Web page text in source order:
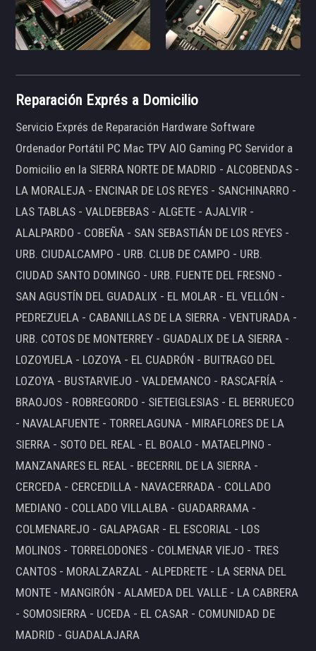
Reparación Exprés a Domicilio
Servicio Exprés de Reparación Hardware Software
Ordenador Portátil PC Mac TPV AIO Gaming PC Servidor a
Domicilio en la SIERRA NORTE DE MADRID - ALCOBENDAS -
LA MORALEJA - ENCINAR DE LOS REYES - SANCHINARRO -
LAS TABLAS - VALDEBEBAS - ALGETE - AJALVIR -
ALALPARDO - COBEÑA - SAN SEBASTIÁN DE LOS REYES -
URB. CIUDALCAMPO - URB. CLUB DE CAMPO - URB.
CIUDAD SANTO DOMINGO - URB. FUENTE DEL FRESNO -
SAN AGUSTÍN DEL GUADALIX - EL MOLAR - EL VELLÓN -
PEDREZUELA - CABANILLAS DE LA SIERRA - VENTURADA -
URB. COTOS DE MONTERREY - GUADALIX DE LA SIERRA -
LOZOYUELA - LOZOYA - EL CUADRÓN - BUITRAGO DEL
LOZOYA - BUSTARVIEJO - VALDEMANCO - RASCAFRÍA -
BRAOJOS - ROBREGORDO - SIETEIGLESIAS - EL BERRUECO
- NAVALAFUENTE - TORRELAGUNA - MIRAFLORES DE LA
SIERRA - SOTO DEL REAL - EL BOALO - MATAELPINO -
MANZANARES EL REAL - BECERRIL DE LA SIERRA -
CERCEDA - CERCEDILLA - NAVACERRADA - COLLADO
MEDIANO - COLLADO VILLALBA - GUADARRAMA -
COLMENAREJO - GALAPAGAR - EL ESCORIAL - LOS
MOLINOS - TORRELODONES - COLMENAR VIEJO - TRES
CANTOS - MORALZARZAL - ALPEDRETE - LA SERNA DEL
MONTE - MANGIRÓN - ALAMEDA DEL VALLE - LA CABRERA
- SOMOSIERRA - UCEDA - EL CASAR - COMUNIDAD DE
MADRID - GUADALAJARA